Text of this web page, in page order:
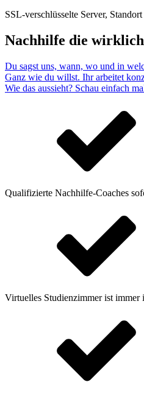
SSL-verschlüsselte Server,
Nachhilfe die
Du sagst uns, wann, wo und in
Ganz wie du willst. Ihr arbeitet
Wie das aussieht? Schau einfach
Qualifizierte Nachhilfe-Coaches
Virtuelles Studienzimmer ist immer